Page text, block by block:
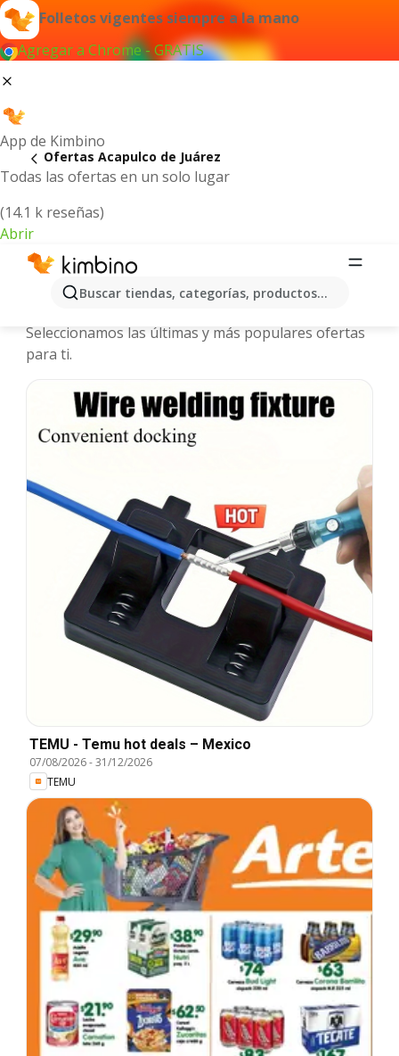
Folletos vigentes siempre a la mano
Agregar a Chrome - GRATIS
App de Kimbino
Todas las ofertas en un solo lugar
(14.1 k reseñas)
Abrir
Buscar tiendas, categorías, productos...
Ofertas Acapulco de Juárez
Acapulco de Juárez - Folletos y
Seleccionamos las últimas y más populares ofertas
para ti.
TEMU - Temu hot deals – Mexico
07/08/2026-31/12/2026
TEMU